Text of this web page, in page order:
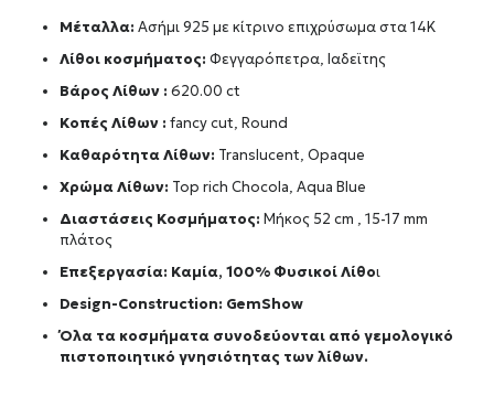
Μέταλλα: Ασήμι 925 με κίτρινο επιχρύσωμα στα 14Κ
Λίθοι κοσμήματος: Φεγγαρόπετρα, Ιαδεϊτης
Βάρος Λίθων : 620.00 ct
Κοπές Λίθων : fancy cut, Round
Καθαρότητα Λίθων: Translucent, Opaque
Χρώμα Λίθων: Top rich Chocola, Aqua Blue
Διαστάσεις Κοσμήματος: Μήκος 52 cm , 15-17 mm
πλάτος
Επεξεργασία: Καμία, 100% Φυσικοί Λίθοι
Design-Construction: GemShow
Όλα τα κοσμήματα συνοδεύονται από γεμολογικό
πιστοποιητικό γνησιότητας των λίθων.